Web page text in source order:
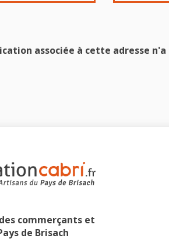
associée à cette adresse
commerçants et
de Brisach